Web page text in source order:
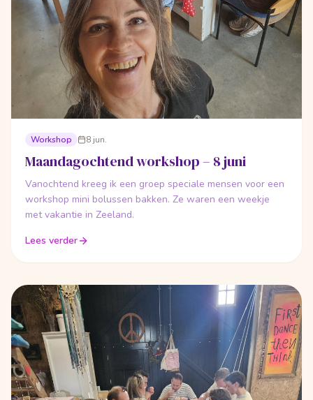
Workshop 8 jun.
Maandagochtend workshop – 8 juni
Vanochtend kreeg ik een groep speciale mensen voor een
workshop mini bolussen bakken. Ze waren een weekje
met vakantie in Zeeland.
Lees verder